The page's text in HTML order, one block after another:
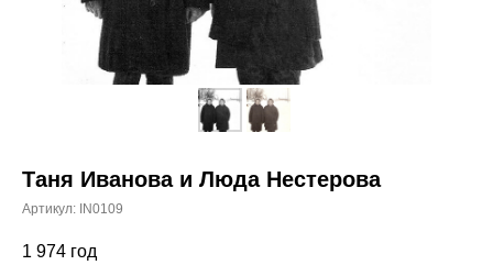
Таня Иванова и Люда Нестерова
Артикул: IN0109
1 974 год